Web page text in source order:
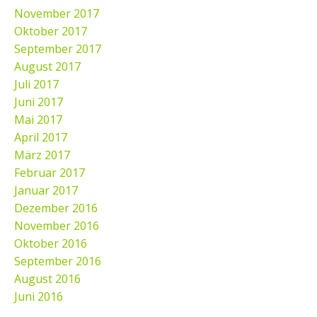
November 2017
Oktober 2017
September 2017
August 2017
Juli 2017
Juni 2017
Mai 2017
April 2017
März 2017
Februar 2017
Januar 2017
Dezember 2016
November 2016
Oktober 2016
September 2016
August 2016
Juni 2016